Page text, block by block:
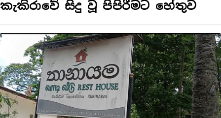
කැකිරාවේ සිදු වූ පිපිරීමට හේතුව